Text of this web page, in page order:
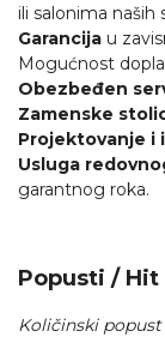
ili salonima naših
Garancija u
Mogućnost
Obezbeđen
Zamenske
Projektovanje i
Usluga
garantnog roka.
Popusti / Hit
Količinski